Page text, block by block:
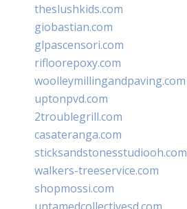
theslushkids.com
giobastian.com
glpascensori.com
rifloorepoxy.com
woolleymillingandpaving.com
uptonpvd.com
2troublegrill.com
casateranga.com
sticksandstonesstudiooh.com
walkers-treeservice.com
shopmossi.com